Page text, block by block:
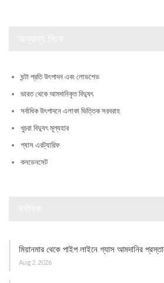
ঘন্টা প্রতি উৎপাদন এবং লোডশেড
ভারত থেকে আমদানিকৃত বিদ্যুৎ
সর্বাধিক উৎপাদনে এলাকা ভিত্তিক সরবরাহ
খুচরা বিদ্যুৎ মূল্যহার
গ্যাস এরট্যারিফ
কনডেনসেট
মিয়ানমার থেকে পাইপ লাইনে গ্যাস আমদানির
Aug 2, 2026